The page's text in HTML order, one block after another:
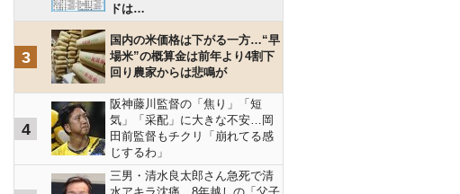
ドは…
3
国内の米価格は下がる一方…“早
場米”の概算金は前年より4割下
回り農家からは悲鳴が
4
阪神藤川監督の「焦り」「短
気」「采配」に大きな不安…岡
田前監督もチクリ「崩れてる感
じするわ」
三男・清水良太郎さん急死で清